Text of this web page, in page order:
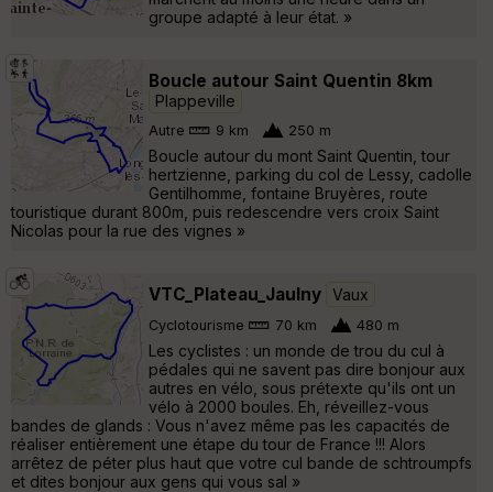
groupe adapté à leur état. »
Boucle autour Saint Quentin 8km
Plappeville
Autre 9 km 250 m
Boucle autour du mont Saint Quentin, tour
hertzienne, parking du col de Lessy, cadolle
Gentilhomme, fontaine Bruyères, route
touristique durant 800m, puis redescendre vers croix Saint
Nicolas pour la rue des vignes »
VTC_Plateau_Jaulny Vaux
Cyclotourisme 70 km 480 m
Les cyclistes : un monde de trou du cul à
pédales qui ne savent pas dire bonjour aux
autres en vélo, sous prétexte qu'ils ont un
vélo à 2000 boules. Eh, réveillez-vous
bandes de glands : Vous n'avez même pas les capacités de
réaliser entièrement une étape du tour de France !!! Alors
arrêtez de péter plus haut que votre cul bande de schtroumpfs
et dites bonjour aux gens qui vous sal »